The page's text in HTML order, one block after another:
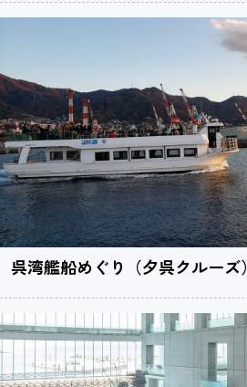
呉湾艦船めぐり（夕呉クルーズ）